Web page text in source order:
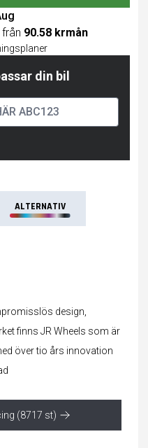
90.58 krmån
din bil
ALTERNATIV
design,
finns JR Wheels som är
över tio års innovation
(8717 st)